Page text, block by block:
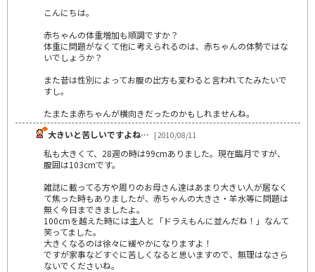
こんにちは。
赤ちゃんの体重増加も順調ですか？
体重に問題がなくて他に考えられるのは、赤ちゃんの体勢ではな
いでしょうか？
また昔は性別によってお腹の出方も変わると言われてたみたいで
すし。
たまたま赤ちゃんが横向きだったのかもしれませんね。
大きいと苦しいですよね… | 2010/08/11
私も大きくて、28週の時は99cmありました。現在臨月ですが、
腹囲は103cmです。
雑誌に載ってる方や周りのお母さん達はあまり大きい人が居なく
て焦った時もありましたが、赤ちゃんの大きさ・羊水等に問題は
無く今日まできましたよ。
100cmを越えた時には主人と「ドラえもんに並んだね！」なんて
笑ってました。
大きくなるのは徐々に緩やかになりますよ！
ですが家事などすぐに苦しくなると思いますので、無理はなさら
ないでくださいね。